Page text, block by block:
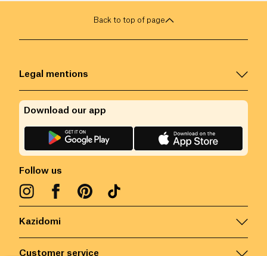
Back to top of page
Kazidomi
Customer service
Legal mentions
Follow us
Download our app